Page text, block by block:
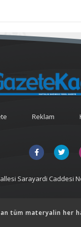
Reklam
Sarayardi Caddesi
tüm materyalin her